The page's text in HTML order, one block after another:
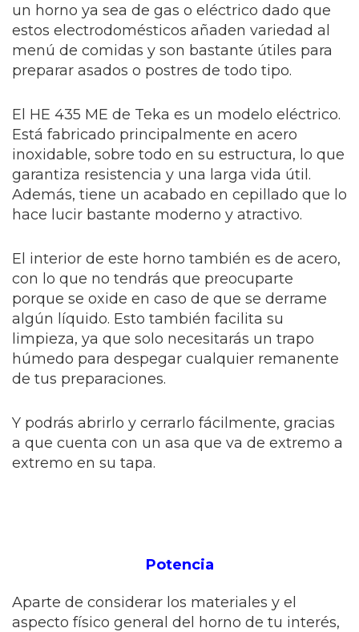
un horno ya sea de gas o eléctrico dado que
estos electrodomésticos añaden variedad al
menú de comidas y son bastante útiles para
preparar asados o postres de todo tipo.
El HE 435 ME de Teka es un modelo eléctrico.
Está fabricado principalmente en acero
inoxidable, sobre todo en su estructura, lo que
garantiza resistencia y una larga vida útil.
Además, tiene un acabado en cepillado que lo
hace lucir bastante moderno y atractivo.
El interior de este horno también es de acero,
con lo que no tendrás que preocuparte
porque se oxide en caso de que se derrame
algún líquido. Esto también facilita su
limpieza, ya que solo necesitarás un trapo
húmedo para despegar cualquier remanente
de tus preparaciones.
Y podrás abrirlo y cerrarlo fácilmente, gracias
a que cuenta con un asa que va de extremo a
extremo en su tapa.
Potencia
Aparte de considerar los materiales y el
aspecto físico general del horno de tu interés,